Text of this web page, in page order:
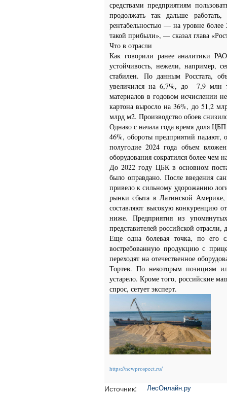
средствами предприятиям
продолжать так дальше
рентабельностью — на уровне
такой прибыли», — сказал глава
Что в отрасли
Как говорили ранее аналитики
устойчивость, нежели, например,
стабилен. По данным Росстата,
увеличился на 6,7%, до 7,9 млн
материалов в годовом исчислении
картона выросло на 36%, до 51,2
млрд м2. Производство обоев
Однако с начала года время доля
46%, обороты предприятий падают,
полугодие 2024 года объем
оборудования сократился более чем
До 2022 году ЦБК в основном
было оправдано. После введения
привело к сильному удорожанию
рынки сбыта в Латинской
составляют высокую конкуренцию
ниже. Предприятия из
представителей российской
Еще одна болевая точка, по его
востребованную продукцию с
переходят на отечественное
Тортев. По некоторым позициям
устарело. Кроме того, российские
спрос, сетует эксперт.
https://newprospect.ru/
Источник: ЛесОнлайн.ру